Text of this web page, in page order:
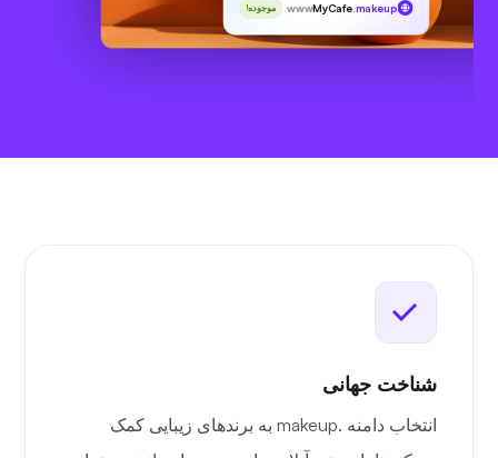
wwwMyCafe.makeup موجوده!
شناخت جهانی
انتخاب دامنه .makeup به برندهای زیبایی کمک